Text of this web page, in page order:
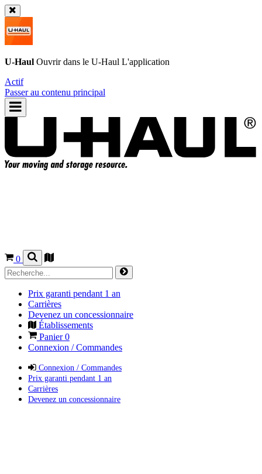
U-Haul Ouvrir dans le U-Haul L'application
Actif
Passer au contenu principal
0
Prix garanti pendant 1 an
Carrières
Devenez un concessionnaire
Établissements
Panier0
Connexion / Commandes
Connexion / Commandes
Prix garanti pendant 1 an
Carrières
Devenez un concessionnaire